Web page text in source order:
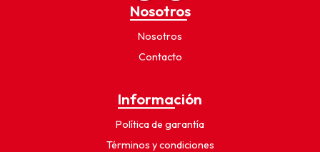
Nosotros
Nosotros
Contacto
Información
Política de garantía
Términos y condiciones